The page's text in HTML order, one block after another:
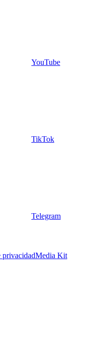
YouTube
TikTok
Telegram
privacidadMedia Kit